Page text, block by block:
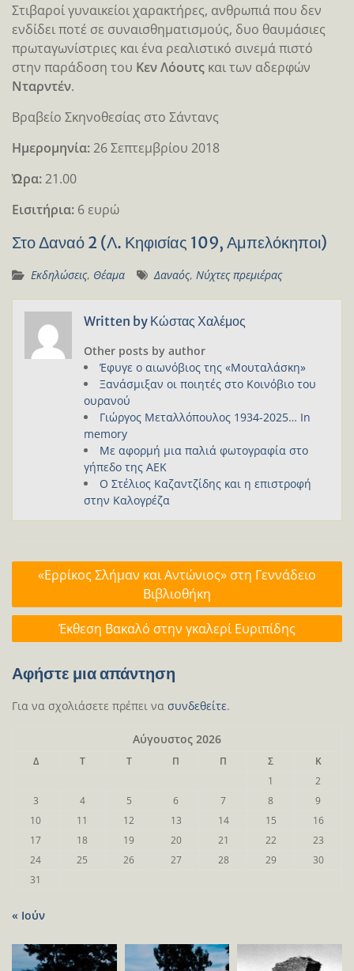
Στιβαροί γυναικείοι χαρακτήρες, ανθρωπιά που δεν
ενδίδει ποτέ σε συναισθηματισμούς, δυο θαυμάσιες
πρωταγωνίστριες και ένα ρεαλιστικό σινεμά πιστό
στην παράδοση του Κεν Λόουτς και των αδερφών
Νταρντέν.
Βραβείο Σκηνοθεσίας στο Σάντανς
Ημερομηνία:26 Σεπτεμβρίου 2018
Ὠρα:21.00
Εισιτήρια: 6 ευρώ
Στο Δαναό 2 (Λ. Κηφισίας 109, Αμπελόκηποι)
Εκδηλώσεις, Θέαμα Δαναός, Νύχτες πρεμιέρας
Written by Κώστας Χαλέμος
Other posts by author
Έφυγε ο αιωνόβιος της «Μουταλάσκη»
Ξανάσμιξαν οι ποιητές στο Κοινόβιο του
ουρανού
Γιώργος Μεταλλόπουλος 1934-2025… In
memory
Με αφορμή μια παλιά φωτογραφία στο
γήπεδο της ΑΕΚ
Ο Στέλιος Καζαντζίδης και η επιστροφή
στην Καλογρέζα
Πλοήγηση
άρθρων
«Ερρίκος Σλήμαν και Αντώνιος» στη Γεννάδειο
Βιβλιοθήκη
Έκθεση Βακαλό στην γκαλερί Ευριπίδης
Αφήστε μια απάντηση
Για να σχολιάσετε πρέπει να συνδεθείτε.
Αύγουστος 2026
Δ Τ Τ Π Π Σ
Κ
1
2
3
4 5 6 7 8
9
10
11 12 13 14 15
16
17
18 19 20 21 22
23
24
25 26 27 28 29
30
31
« Ιούν